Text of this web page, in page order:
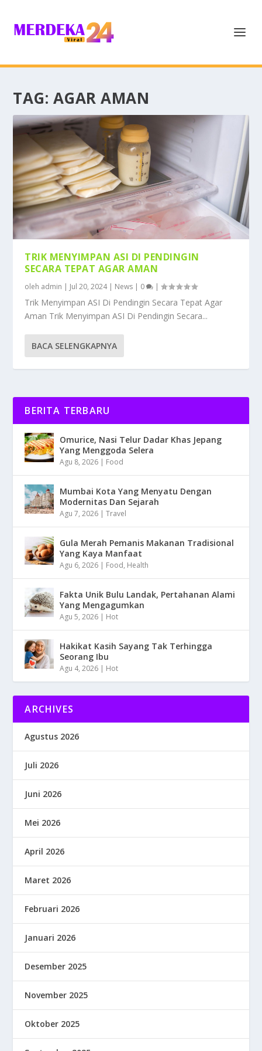
TAG: AGAR AMAN
TRIK MENYIMPAN ASI DI PENDINGIN
SECARA TEPAT AGAR AMAN
oleh admin | Jul 20, 2024| News | 0 |
Trik Menyimpan ASI Di Pendingin Secara Tepat Agar
Aman Trik Menyimpan ASI Di Pendingin Secara...
BACA SELENGKAPNYA
BERITA TERBARU
Omurice, Nasi Telur Dadar Khas Jepang
Yang Menggoda Selera
Agu 8, 2026 | Food
Mumbai Kota Yang Menyatu Dengan
Modernitas Dan Sejarah
Agu 7, 2026 |Travel
Gula Merah Pemanis Makanan Tradisional
Yang Kaya Manfaat
Agu 6, 2026 | Food, Health
Fakta Unik Bulu Landak, Pertahanan Alami
Yang Mengagumkan
Agu 5, 2026 | Hot
Hakikat Kasih Sayang Tak Terhingga
Seorang Ibu
Agu 4, 2026 | Hot
ARCHIVES
Agustus 2026
Juli 2026
Juni 2026
Mei 2026
April 2026
Maret 2026
Februari 2026
Januari 2026
Desember 2025
November 2025
Oktober 2025